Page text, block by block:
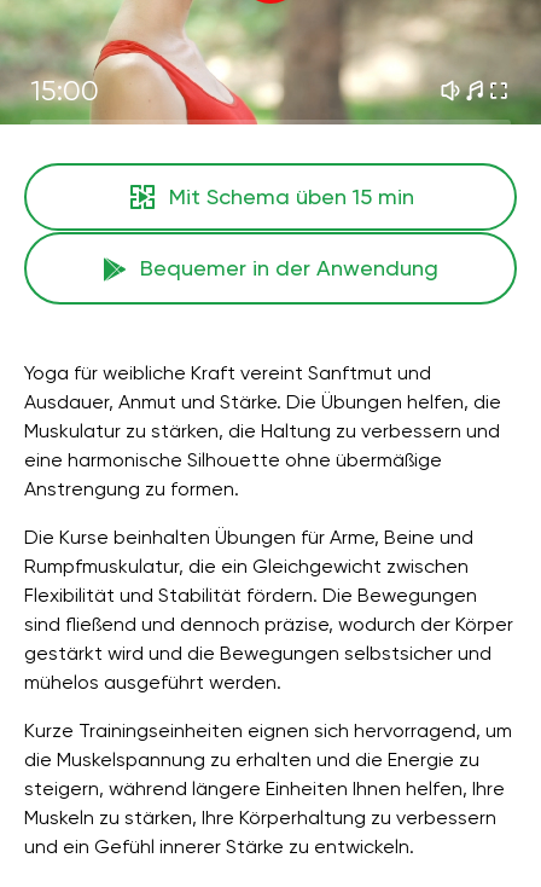
15:00
Mit Schema üben 15 min
Bequemer in der Anwendung
Yoga für weibliche Kraft vereint Sanftmut und
Ausdauer, Anmut und Stärke. Die Übungen helfen, die
Muskulatur zu stärken, die Haltung zu verbessern und
eine harmonische Silhouette ohne übermäßige
Anstrengung zu formen.
Die Kurse beinhalten Übungen für Arme, Beine und
Rumpfmuskulatur, die ein Gleichgewicht zwischen
Flexibilität und Stabilität fördern. Die Bewegungen
sind fließend und dennoch präzise, ​​wodurch der Körper
gestärkt wird und die Bewegungen selbstsicher und
mühelos ausgeführt werden.
Kurze Trainingseinheiten eignen sich hervorragend, um
die Muskelspannung zu erhalten und die Energie zu
steigern, während längere Einheiten Ihnen helfen, Ihre
Muskeln zu stärken, Ihre Körperhaltung zu verbessern
und ein Gefühl innerer Stärke zu entwickeln.